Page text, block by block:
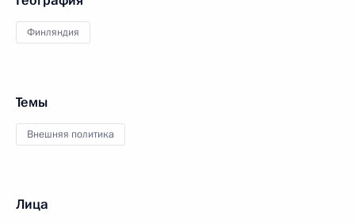
Финляндия
Темы
Внешняя политика
Лица